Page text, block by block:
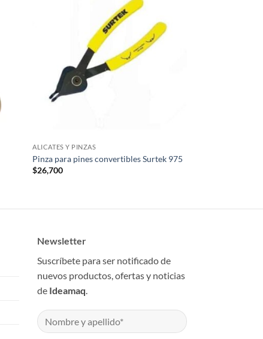
ALICATES Y PINZAS
Pinza para pines convertibles Surtek 975
$26,700
Newsletter
Suscríbete para ser notificado de
nuevos productos, ofertas y noticias
de Ideamaq